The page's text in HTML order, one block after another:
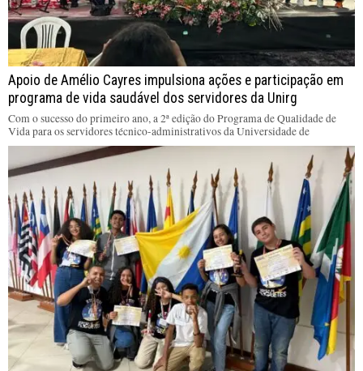
Apoio de Amélio Cayres impulsiona ações e participação em
programa de vida saudável dos servidores da Unirg
Com o sucesso do primeiro ano, a 2ª edição do Programa de Qualidade de
Vida para os servidores técnico-administrativos da Universidade de